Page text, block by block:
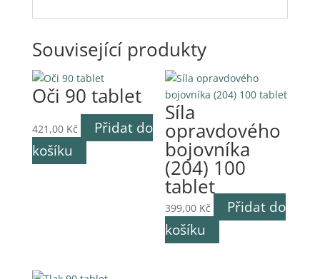
Související produkty
Oči 90 tablet
421,00 Kč
Přidat do
košíku
Síla
opravdového
bojovníka
(204) 100
tablet
399,00 Kč
Přidat do
košíku